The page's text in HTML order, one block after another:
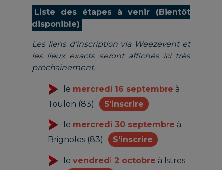
Liste des étapes à venir (Bientôt
disponible)
Les liens d'inscription via Weezevent et
les lieux exacts seront affichés ici très
prochainement.
le mercredi 16 septembre à
Toulon (83)
S'inscrire
le mercredi 30 septembre à
Brignoles (83)
S'inscrire
le vendredi 2 octobre à Istres